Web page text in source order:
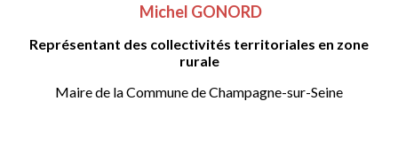
Michel GONORD
Représentant des collectivités territoriales en zone
rurale
Maire de la Commune de Champagne-sur-Seine